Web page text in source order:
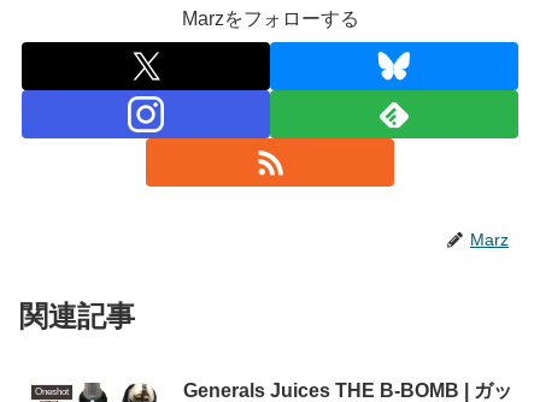
Marzをフォローする
Marz
関連記事
Oneshot
Generals Juices THE B-BOMB | ガッ